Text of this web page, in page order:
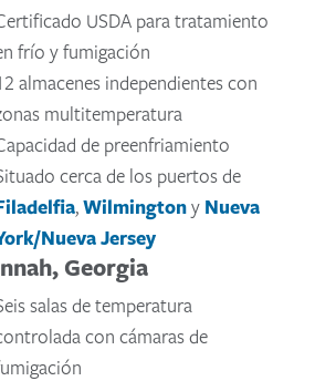
USDA para tratamiento
frío y fumigación
almacenes independientes con
multitemperatura
de preenfriamiento
cerca de los puertos de
,Wilmingtony Nueva
Nueva Jersey
Georgia
salas de temperatura
con cámaras de